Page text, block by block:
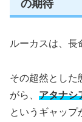
の期待
ルーカスは、長
その超然とした
がら、 アタナシ
というギャップ